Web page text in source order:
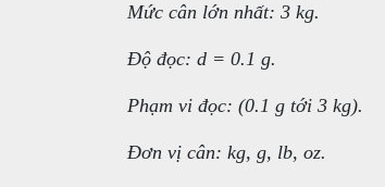
Mức cân lớn nhất: 3 kg.
Độ đọc: d = 0.1 g.
Phạm vi đọc: (0.1 g tới 3 kg).
Đơn vị cân: kg, g, lb, oz.